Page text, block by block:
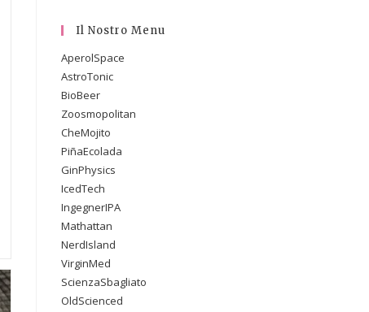
Il Nostro Menu
AperolSpace
AstroTonic
BioBeer
Zoosmopolitan
CheMojito
PiñaEcolada
GinPhysics
IcedTech
IngegnerIPA
Mathattan
NerdIsland
VirginMed
ScienzaSbagliato
OldScienced